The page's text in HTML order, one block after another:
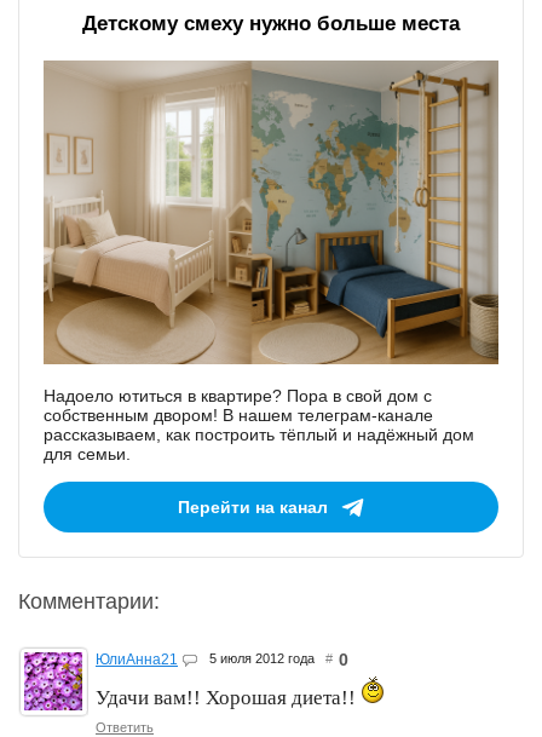
Детскому смеху нужно больше места
Надоело ютиться в квартире? Пора в свой дом с
собственным двором! В нашем телеграм-канале
рассказываем, как построить тёплый и надёжный дом
для семьи.
Перейти на канал
Комментарии:
ЮлиАнна21 5 июля 2012 года # 0
Удачи вам!! Хорошая диета!!
Ответить